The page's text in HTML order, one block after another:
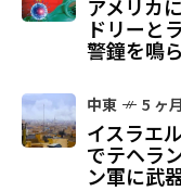
アメリカ
ドリーと
警鐘を鳴
中東 5 ヶ
イスラエ
でテヘラ
ン軍に武